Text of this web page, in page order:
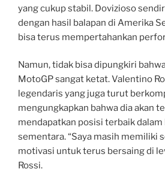
yang cukup stabil. Dovizioso
dengan hasil balapan di Amerika
bisa terus mempertahankan
Namun, tidak bisa dipungkiri
MotoGP sangat ketat. Valentino
legendaris yang juga turut
mengungkapkan bahwa dia akan
mendapatkan posisi terbaik dalam
sementara. “Saya masih memiliki
motivasi untuk terus bersaing di
Rossi.